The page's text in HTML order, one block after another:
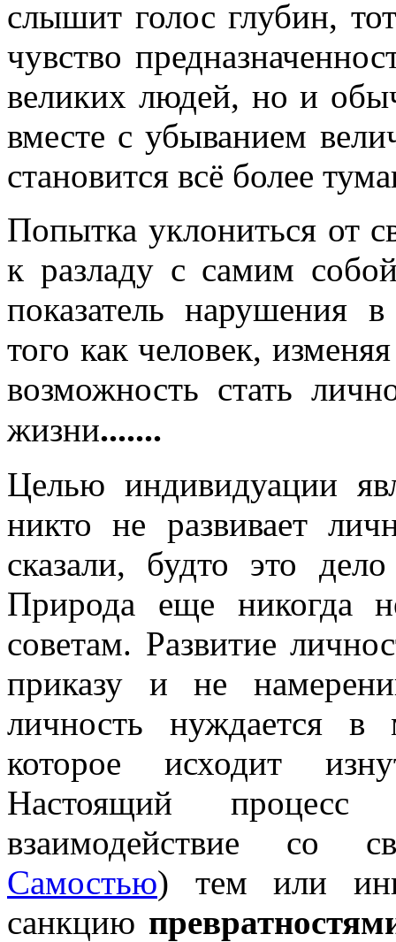
слышит голос глубин,
чувство
великих людей, но и
вместе с убыванием
становится всё более
Попытка уклониться от
к разладу с самим
показатель нарушения
того как человек,
возможность стать
жизни.......
Целью индивидуации
никто не развивает
сказали, будто это
Природа еще никогда
советам. Развитие
приказу и не
личность нуждается в
которое исходит
Настоящий процесс
взаимодействие со
Самостью) тем или
санкцию